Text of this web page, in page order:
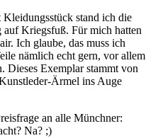
stand ich die
Kriegsfuß. Für mich hatten
Ich glaube, das muss ich
nämlich echt gern, vor allem
Dieses Exemplar stammt von
Ärmel ins Auge
an alle Münchner:
Na? ;)